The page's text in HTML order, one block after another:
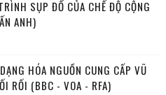
SỤP ĐỔ CỦA CHẾ ĐỘ CỘNG
ANH)
HÓA NGUỒN CUNG CẤP VŨ
RỐI (BBC - VOA - RFA)